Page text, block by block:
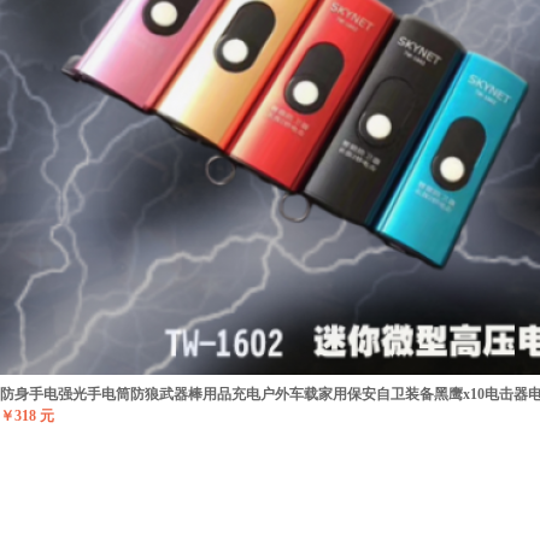
防身手电强光手电筒防狼武器棒用品充电户外车载家用保安自卫装备黑鹰x10电击器
￥318 元